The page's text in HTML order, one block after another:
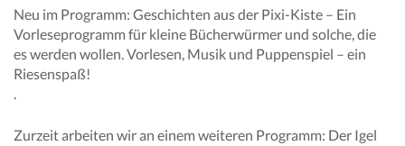
Neu im Programm: Geschichten aus der Pixi-Kiste – Ein
Vorleseprogramm für kleine Bücherwürmer und solche, die
es werden wollen. Vorlesen, Musik und Puppenspiel – ein
Riesenspaß!
Zurzeit arbeiten wir an einem weiteren Programm: Der Igel